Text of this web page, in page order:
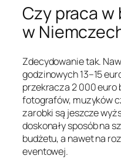
Czy praca
w
Zdecydowanie tak.
godzinowych 13–15
przekracza 2 000 euro
fotografów, muzyków
zarobki są jeszcze
doskonały sposób na
budżetu, a nawet na
eventowej.